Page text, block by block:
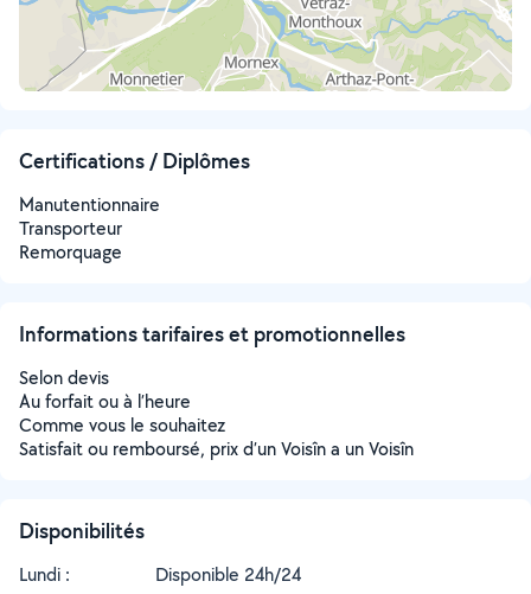
Certifications / Diplômes
Manutentionnaire
Transporteur
Remorquage
Informations tarifaires et promotionnelles
Selon devis
Au forfait ou à l’heure
Comme vous le souhaitez
Satisfait ou remboursé, prix d’un Voisîn a un Voisîn
Disponibilités
Lundi :
Disponible 24h/24